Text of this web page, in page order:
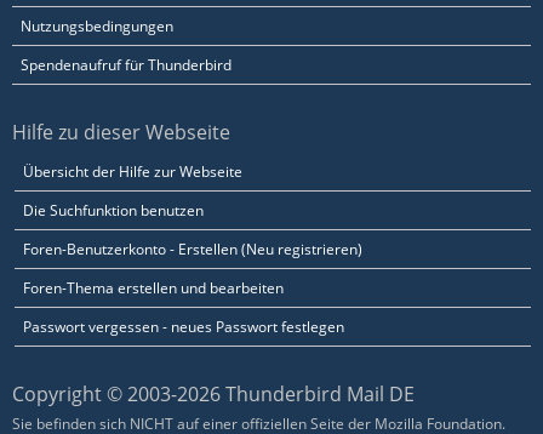
Nutzungsbedingungen
Spendenaufruf für Thunderbird
Hilfe zu dieser Webseite
Übersicht der Hilfe zur Webseite
Die Suchfunktion benutzen
Foren-Benutzerkonto - Erstellen (Neu registrieren)
Foren-Thema erstellen und bearbeiten
Passwort vergessen - neues Passwort festlegen
Copyright © 2003-2026 Thunderbird Mail DE
Sie befinden sich NICHT auf einer offiziellen Seite der Mozilla Foundation.